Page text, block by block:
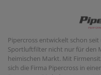
Pipercross entwickelt schon
Sportluftfilter nicht nur für den
heimischen Markt. Mit
sich die Firma Pipercross in